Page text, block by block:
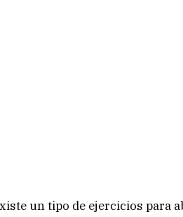
un tipo de ejercicios para